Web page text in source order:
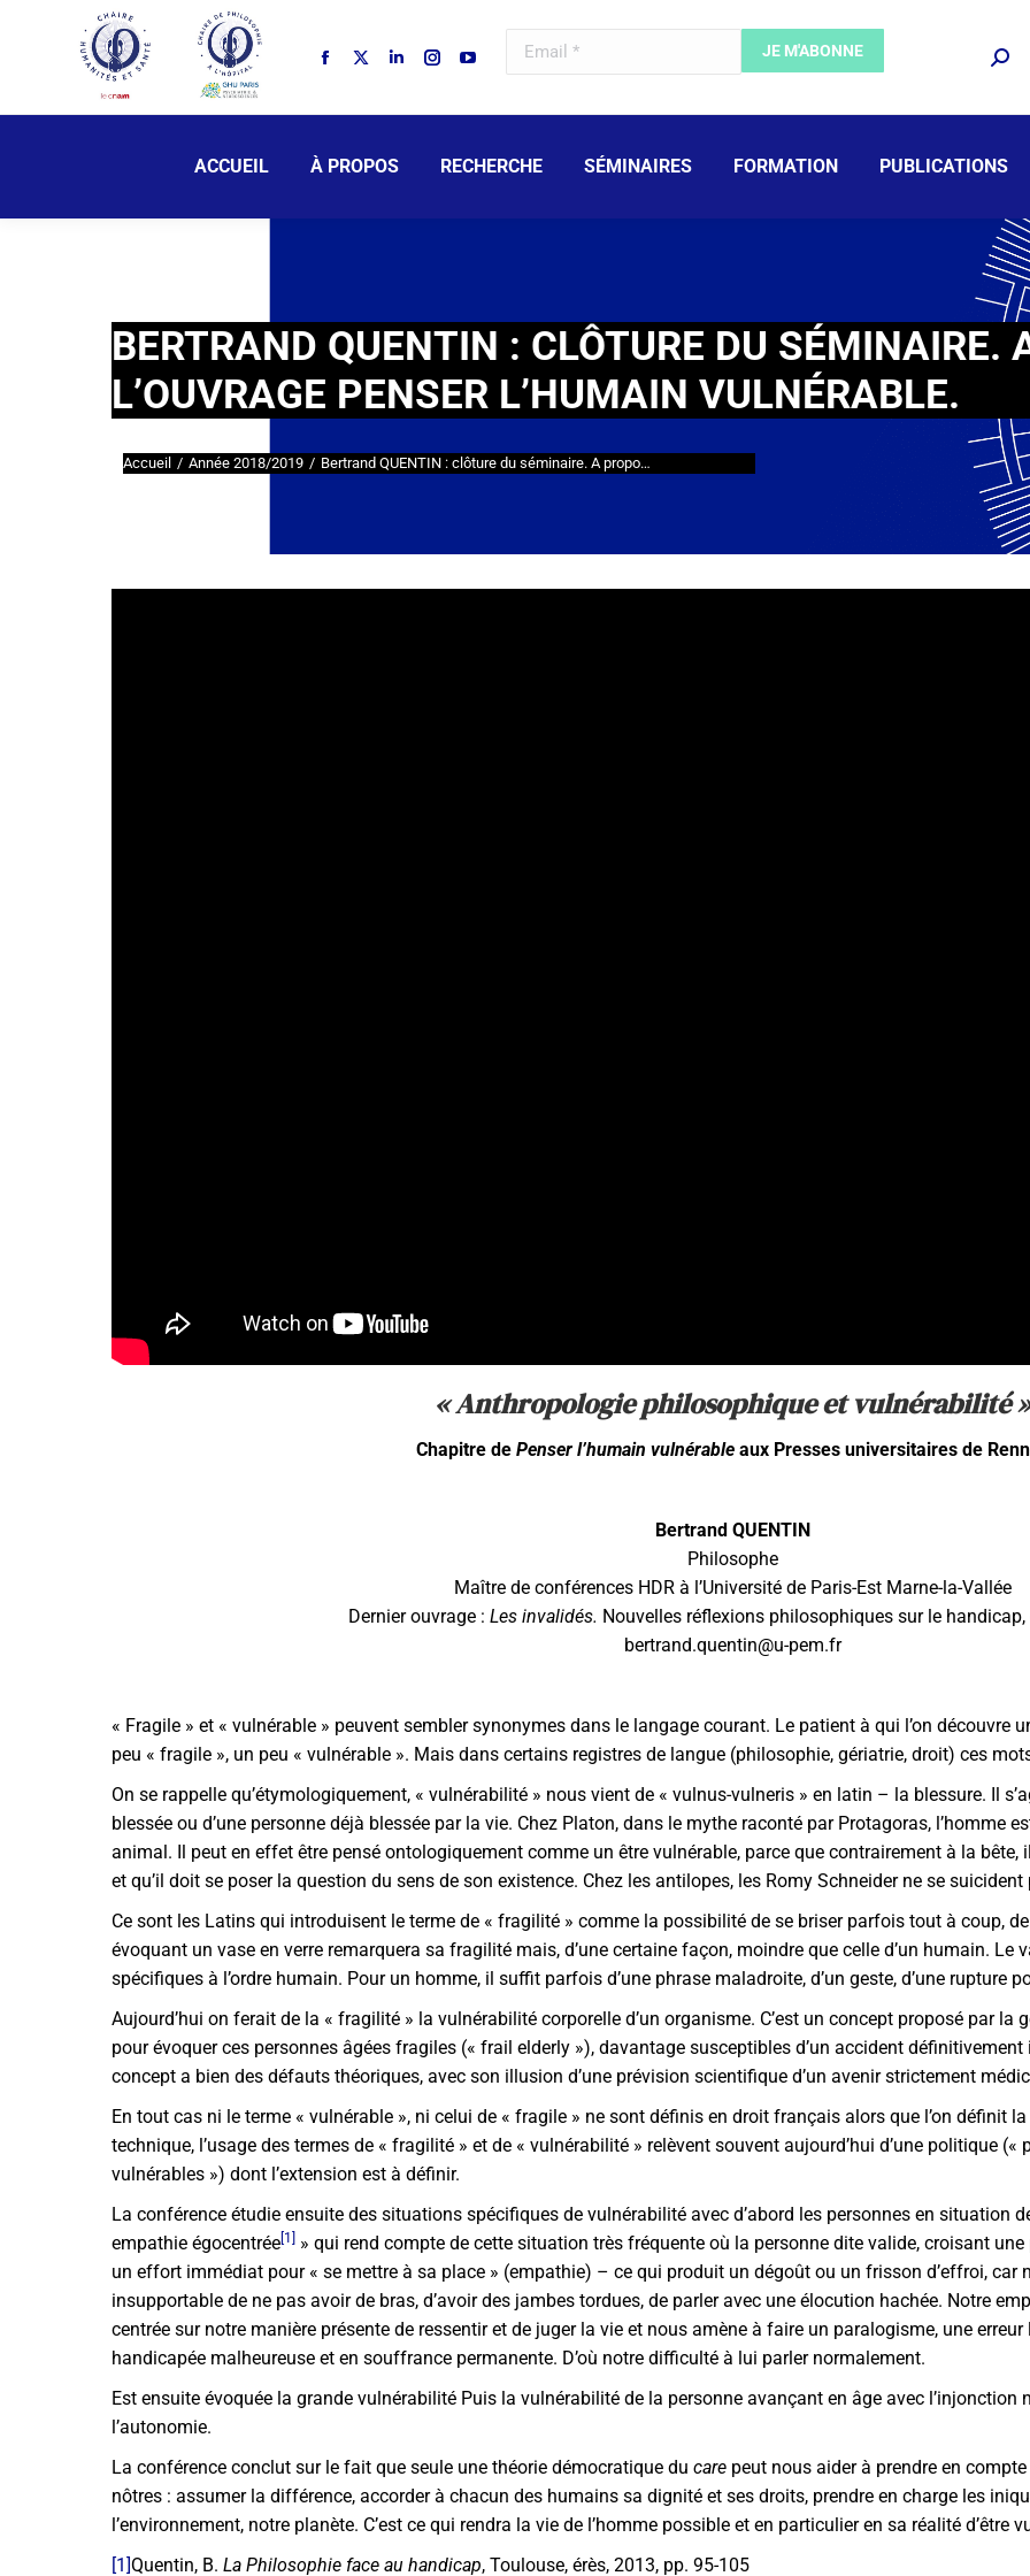
ACCUEIL À PROPOS RECHERCHE SÉMINAIRES FORMATION PUBLICATIONS
BERTRAND QUENTIN : CLÔTURE DU SÉMINAIRE.
L’OUVRAGE PENSER L’HUMAIN VULNÉRABLE.
Vous êtes ici :
Accueil Année 2018/2019 Bertrand QUENTIN : clôture du séminaire. A propo…
« Anthropologie philosophique et vulnérabilité »
Chapitre de Penser l’humain vulnérable aux Presses universitaires de
Bertrand QUENTIN
Philosophe
Maître de conférences HDR à l’Université de Paris-Est Marne-la-Vallée
Dernier ouvrage : Les invalidés. Nouvelles réflexions philosophiques sur le handicap,
bertrand.quentin@u-pem.fr
« Fragile » et « vulnérable » peuvent sembler synonymes dans le langage courant. Le patient à qui l’on découvre
peu « fragile », un peu « vulnérable ». Mais dans certains registres de langue (philosophie, gériatrie, droit) ces
On se rappelle qu’étymologiquement, « vulnérabilité » nous vient de « vulnus-vulneris » en latin – la blessure. Il
blessée ou d’une personne déjà blessée par la vie. Chez Platon, dans le mythe raconté par Protagoras, l’homme
animal. Il peut en effet être pensé ontologiquement comme un être vulnérable, parce que contrairement à la bête,
et qu’il doit se poser la question du sens de son existence. Chez les antilopes, les Romy Schneider ne se suicident
Ce sont les Latins qui introduisent le terme de « fragilité » comme la possibilité de se briser parfois tout à coup,
évoquant un vase en verre remarquera sa fragilité mais, d’une certaine façon, moindre que celle d’un humain. Le
spécifiques à l’ordre humain. Pour un homme, il suffit parfois d’une phrase maladroite, d’un geste, d’une rupture
Aujourd’hui on ferait de la « fragilité » la vulnérabilité corporelle d’un organisme. C’est un concept proposé par la
pour évoquer ces personnes âgées fragiles (« frail elderly »), davantage susceptibles d’un accident
concept a bien des défauts théoriques, avec son illusion d’une prévision scientifique d’un avenir strictement
En tout cas ni le terme « vulnérable », ni celui de « fragile » ne sont définis en droit français alors que l’on définit
technique, l’usage des termes de « fragilité » et de « vulnérabilité » relèvent souvent aujourd’hui d’une politique
vulnérables ») dont l’extension est à définir.
La conférence étudie ensuite des situations spécifiques de vulnérabilité avec d’abord les personnes en situation
empathie égocentrée [1]
» qui rend compte de cette situation très fréquente où la personne dite valide, croisant
un effort immédiat pour « se mettre à sa place » (empathie) – ce qui produit un dégoût ou un frisson d’effroi, car
insupportable de ne pas avoir de bras, d’avoir des jambes tordues, de parler avec une élocution hachée. Notre
centrée sur notre manière présente de ressentir et de juger la vie et nous amène à faire un paralogisme, une
handicapée malheureuse et en souffrance permanente. D’où notre difficulté à lui parler normalement.
Est ensuite évoquée la grande vulnérabilité Puis la vulnérabilité de la personne avançant en âge avec l’injonction
l’autonomie.
La conférence conclut sur le fait que seule une théorie démocratique ducare peut nous aider à prendre en
nôtres : assumer la différence, accorder à chacun des humains sa dignité et ses droits, prendre en charge les
l’environnement, notre planète. C’est ce qui rendra la vie de l’homme possible et en particulier en sa réalité d’être
[1]Quentin, B.La Philosophie face au handicap, Toulouse, érès, 2013, pp. 95-105